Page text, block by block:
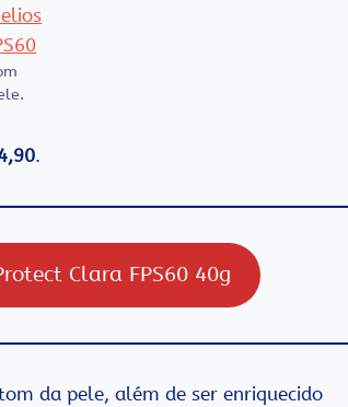
.
Clara FPS60 40g
da pele, além de ser enriquecido